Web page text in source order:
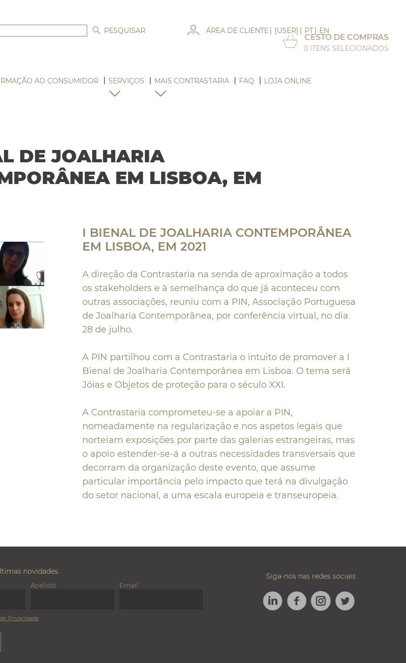
ÁREA DE CLIENTE {USER} PT EN
CESTO DE COMPRAS
0ITENS SELECIONADOS
AO CONSUMIDOR SERVIÇOS MAIS CONTRASTARIA FAQ LOJA ONLINE
DE JOALHARIA
EM LISBOA, EM
I BIENAL DE JOALHARIA CONTEMPORÂNEA
EM LISBOA, EM 2021
A direção da Contrastaria na senda de aproximação a todos
os stakeholders e à semelhança do que já aconteceu com
outras associações, reuniu com a PIN, Associação Portuguesa
de Joalharia Contemporânea, por conferência virtual, no dia
28 de julho.
A PIN partilhou com a Contrastaria o intuito de promover a I
Bienal de Joalharia Contemporânea em Lisboa. O tema será
Jóias e Objetos de proteção para o século XXI.
A Contrastaria comprometeu-se a apoiar a PIN,
nomeadamente na regularização e nos aspetos legais que
norteiam exposições por parte das galerias estrangeiras, mas
o apoio estender-se-á a outras necessidades transversais que
decorram da organização deste evento, que assume
particular importância pelo impacto que terá na divulgação
do setor nacional, a uma escala europeia e transeuropeia.
novidades
Apelido Email
Privacidade
Siga-nos nas redes sociais
LINKEDINFACEBOOK
INSTAGRAM